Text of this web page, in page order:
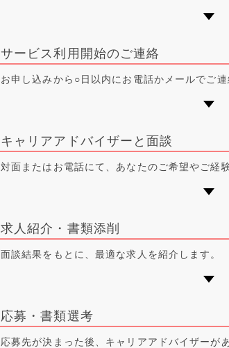
サービス利用開始のご連絡
お申し込みから○日以内にお電話かメールでご連
キャリアアドバイザーと面談
対面またはお電話にて、あなたのご希望やご経
求人紹介・書類添削
面談結果をもとに、最適な求人を紹介します。
応募・書類選考
応募先が決まった後、キャリアアドバイザーが